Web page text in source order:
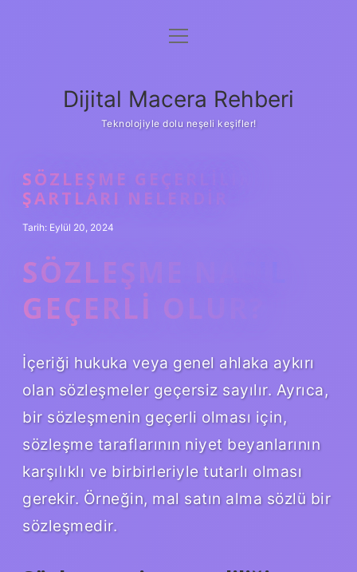
Anasayfa
Yasal Uyarı
menüyü
Dijital Macera Rehberi
Teknolojiyle dolu neşeli keşifler!
SÖZLEŞME GEÇERLILIK
ŞARTLARI NELERDIR
Tarih: Eylül 20, 2024
SÖZLEŞME NASIL
GEÇERLI OLUR?
İçeriği hukuka veya genel ahlaka aykırı
olan sözleşmeler geçersiz sayılır. Ayrıca,
bir sözleşmenin geçerli olması için,
sözleşme taraflarının niyet beyanlarının
karşılıklı ve birbirleriyle tutarlı olması
gerekir. Örneğin, mal satın alma sözlü bir
sözleşmedir.